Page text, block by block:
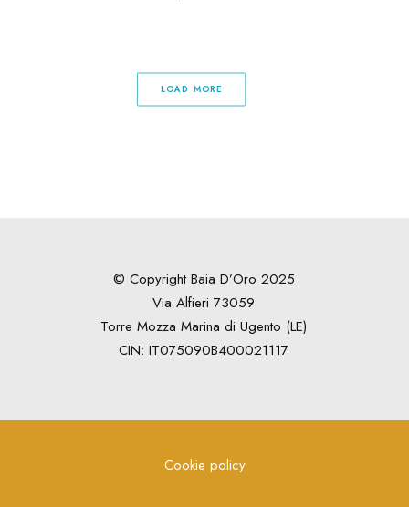
LOAD MORE
© Copyright Baia D’Oro 2025
Via Alfieri 73059
Torre Mozza Marina di Ugento (LE)
CIN: IT075090B400021117
Cookie policy